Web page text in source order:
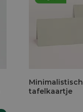
Minimalistisch
tafelkaartje